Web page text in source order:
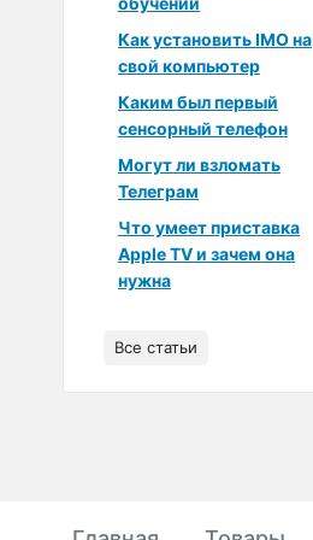
Как установить IMO на
свой компьютер
Каким был первый
сенсорный телефон
Могут ли взломать
Телеграм
Что умеет приставка
Apple TV и зачем она
нужна
Все статьи